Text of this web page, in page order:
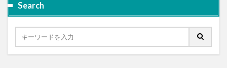
Search